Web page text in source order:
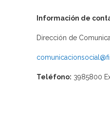
Información de
Dirección de
Teléfono: 3985800